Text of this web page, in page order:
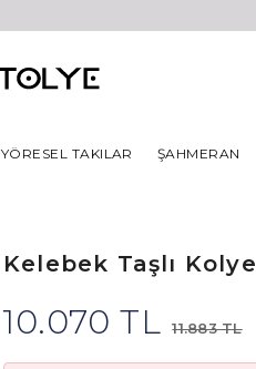
YÖRESEL TAKILAR ŞAHMERAN
Kelebek Taşlı Kolye
10.070 TL 11.883 TL